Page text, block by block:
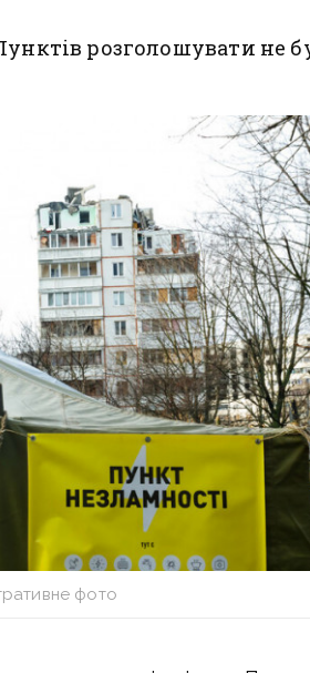
розголошувати не
фото